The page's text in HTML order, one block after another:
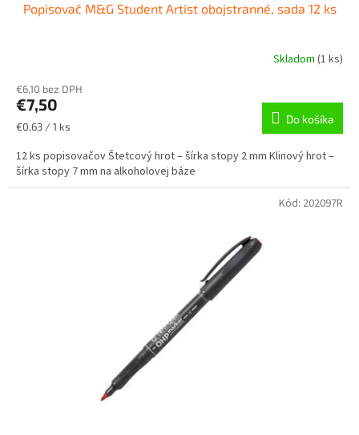
Popisovač M&G Student Artist obojstranné, sada 12 ks
Skladom (1 ks)
€6,10 bez DPH
€7,50
Jednotková
€0,63 / 1 ks
Do košíka
12 ks popisovačov Štetcový hrot – šírka stopy 2 mm Klinový hrot –
šírka stopy 7 mm na alkoholovej báze
Kód: 202097R